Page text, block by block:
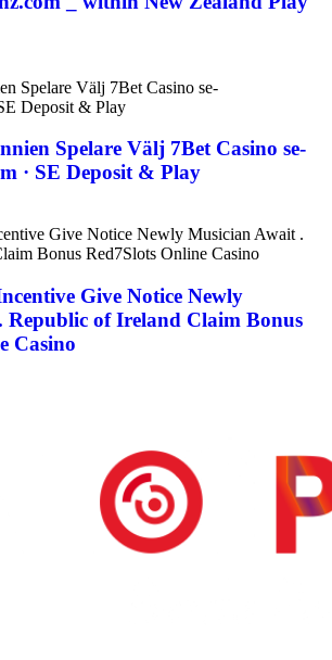
Spelare Välj 7Bet Casino se-
· SE Deposit & Play
Give Notice Newly
Republic of Ireland Claim Bonus
Casino